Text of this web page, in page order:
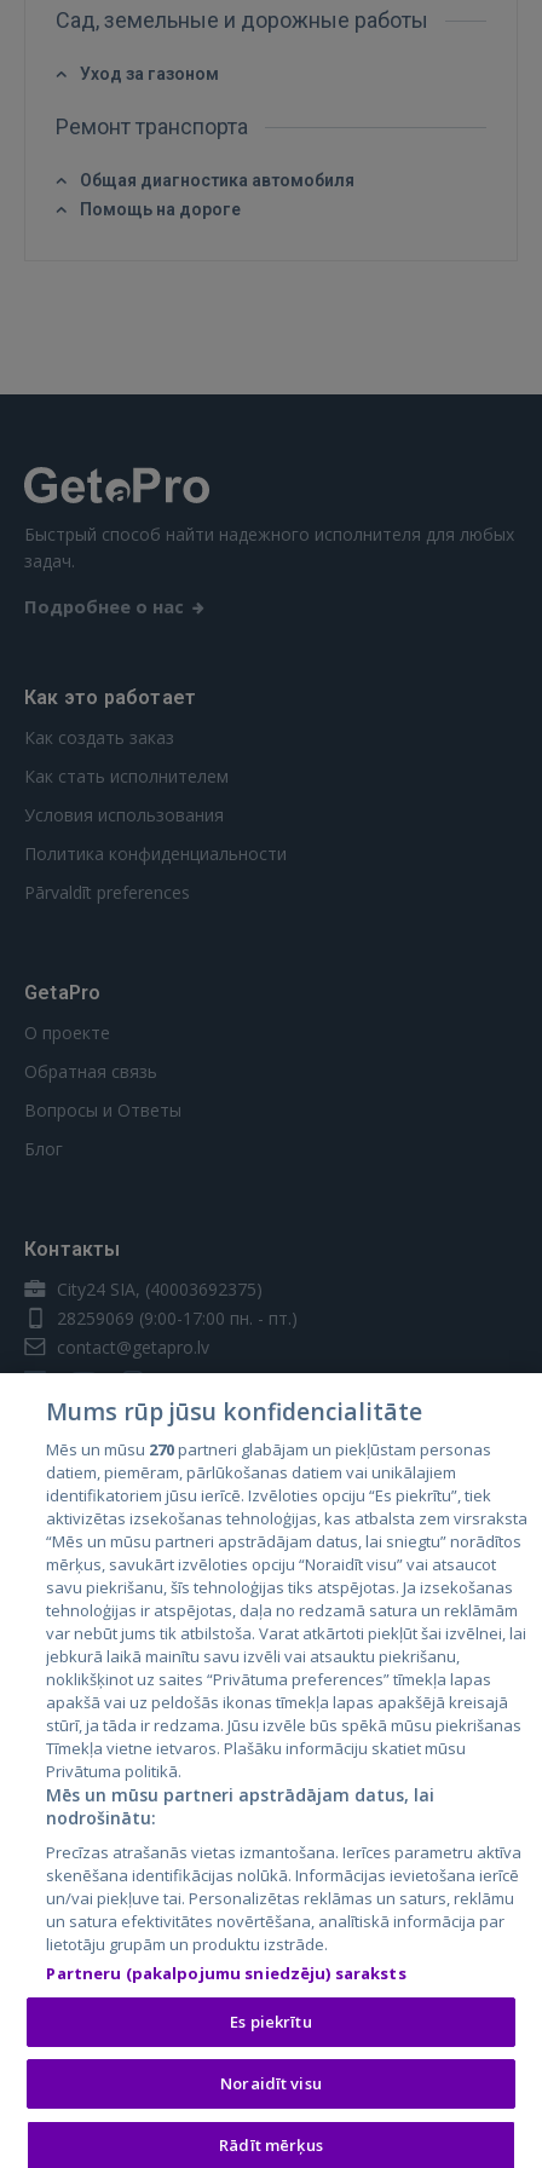
Забыли пароль?
Ещё не зарегистрированы?
РЕГИСТРАЦИЯ
Сад, земельные и дорожные работы
Уход за газоном
Ремонт транспорта
Общая диагностика автомобиля
Помощь на дороге
Быстрый способ найти надежного исполнителя для любых
задач.
Подробнее о нас
Как это работает
Как создать заказ
Как стать исполнителем
Условия использования
Политика конфиденциальности
Pārvaldīt preferences
GetaPro
О проекте
Обратная связь
Вопросы и Ответы
Блог
Контакты
City24 SIA, (40003692375)
28259069 (9:00-17:00 пн. - пт.)
contact@getapro.lv
Страны
Эстония
Латвия
Литва
City24.lv
City24.ee
GetaPro.lv
GetaPro.ee
Skelbiu.lt
Autoplius.lt
Aruodas.lt
Kainos.lt
Paslaugos.lt
auto24.ee
KV.ee
Osta.ee
KuldneBörs.ee
Mums rūp jūsu konfidencialitāte
Mēs un mūsu 270partneri glabājam un piekļūstam personas
datiem, piemēram, pārlūkošanas datiem vai unikālajiem
identifikatoriem jūsu ierīcē. Izvēloties opciju “Es piekrītu”, tiek
aktivizētas izsekošanas tehnoloģijas, kas atbalsta zem virsraksta
“Mēs un mūsu partneri apstrādājam datus, lai sniegtu” norādītos
mērķus, savukārt izvēloties opciju “Noraidīt visu” vai atsaucot
savu piekrišanu, šīs tehnoloģijas tiks atspējotas. Ja izsekošanas
tehnoloģijas ir atspējotas, daļa no redzamā satura un reklāmām
var nebūt jums tik atbilstoša. Varat atkārtoti piekļūt šai izvēlnei, lai
jebkurā laikā mainītu savu izvēli vai atsauktu piekrišanu,
noklikšķinot uz saites “Privātuma preferences” tīmekļa lapas
apakšā vai uz peldošās ikonas tīmekļa lapas apakšējā kreisajā
stūrī, ja tāda ir redzama. Jūsu izvēle būs spēkā mūsu piekrišanas
Tīmekļa vietne ietvaros. Plašāku informāciju skatiet mūsu
Privātuma politikā.
Mēs un mūsu partneri apstrādājam datus, lai
nodrošinātu:
Precīzas atrašanās vietas izmantošana. Ierīces parametru aktīva
skenēšana identifikācijas nolūkā. Informācijas ievietošana ierīcē
un/vai piekļuve tai. Personalizētas reklāmas un saturs, reklāmu
un satura efektivitātes novērtēšana, analītiskā informācija par
lietotāju grupām un produktu izstrāde.
Partneru (pakalpojumu sniedzēju) saraksts
Es piekrītu
Noraidīt visu
Rādīt mērķus